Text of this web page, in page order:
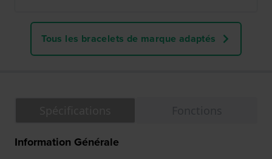
Tous les bracelets de marque adaptés
Information Générale